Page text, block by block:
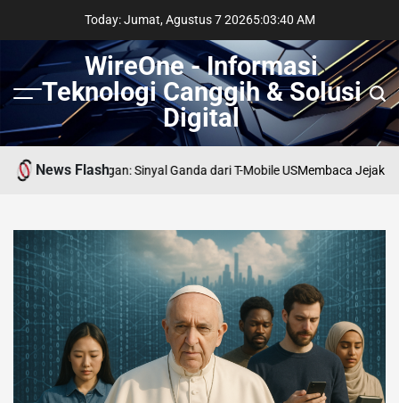
content
Today: Jumat, Agustus 7 20265:03:42 AM
Menu
WireOne - Informasi
Teknologi Canggih & Solusi
Digital
News Flash
Persimpangan: Sinyal Ganda dari T-Mobile USMembaca Jejak AI di